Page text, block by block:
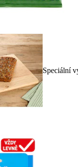
Speciální